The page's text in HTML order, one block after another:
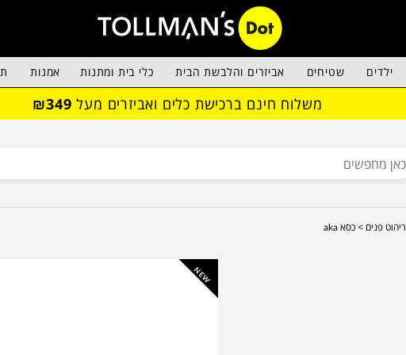
ילדים שטיחים אביזרים והלבשת הבית כלי בית ומתנות אמנות
משלוח חינם ברכישת כלים ואביזרים מעל ₪349
ריהוט פנים > כסא aka
NEW